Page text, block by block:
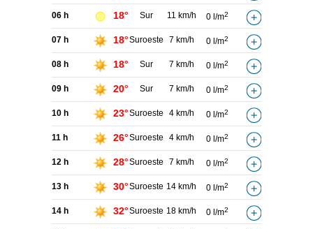
06 h 18° Sur 11 km/h 0 l/m2
07 h 18°Suroeste 7 km/h 0 l/m2
08 h 18° Sur 7 km/h 0 l/m2
09 h 20° Sur 7 km/h 0 l/m2
10 h 23°Suroeste 4 km/h 0 l/m2
11 h 26°Suroeste 4 km/h 0 l/m2
12 h 28°Suroeste 7 km/h 0 l/m2
13 h 30°Suroeste 14 km/h 0 l/m2
14 h 32°Suroeste 18 km/h 0 l/m2